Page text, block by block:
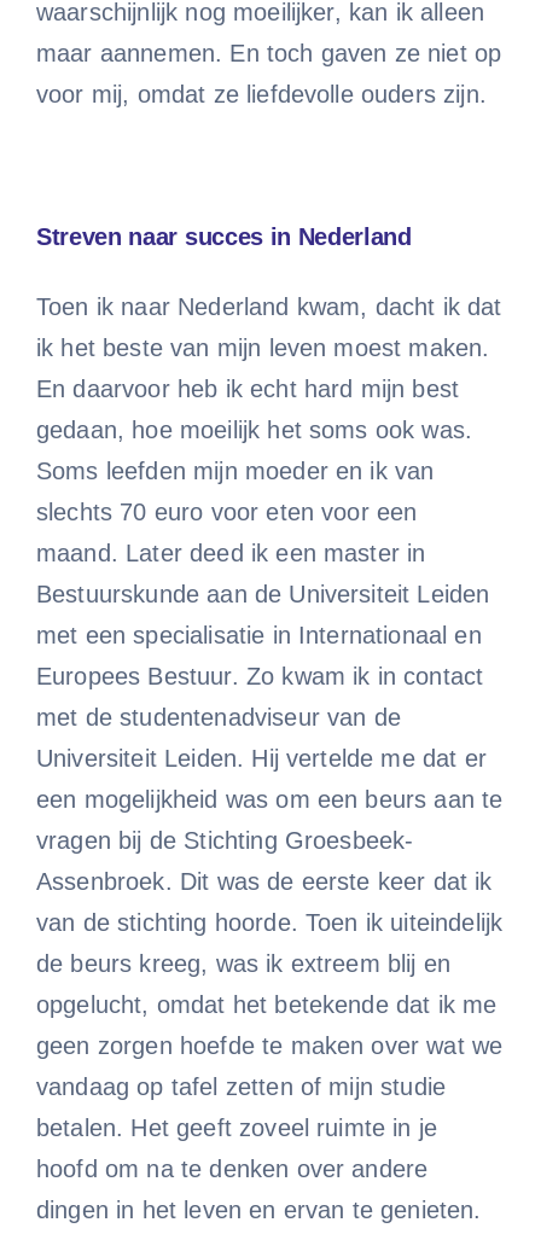
waarschijnlijk nog moeilijker, kan ik alleen
maar aannemen. En toch gaven ze niet op
voor mij, omdat ze liefdevolle ouders zijn.
Streven naar succes in Nederland
Toen ik naar Nederland kwam, dacht ik dat
ik het beste van mijn leven moest maken.
En daarvoor heb ik echt hard mijn best
gedaan, hoe moeilijk het soms ook was.
Soms leefden mijn moeder en ik van
slechts 70 euro voor eten voor een
maand. Later deed ik een master in
Bestuurskunde aan de Universiteit Leiden
met een specialisatie in Internationaal en
Europees Bestuur. Zo kwam ik in contact
met de studentenadviseur van de
Universiteit Leiden. Hij vertelde me dat er
een mogelijkheid was om een beurs aan te
vragen bij de Stichting Groesbeek-
Assenbroek. Dit was de eerste keer dat ik
van de stichting hoorde. Toen ik uiteindelijk
de beurs kreeg, was ik extreem blij en
opgelucht, omdat het betekende dat ik me
geen zorgen hoefde te maken over wat we
vandaag op tafel zetten of mijn studie
betalen. Het geeft zoveel ruimte in je
hoofd om na te denken over andere
dingen in het leven en ervan te genieten.